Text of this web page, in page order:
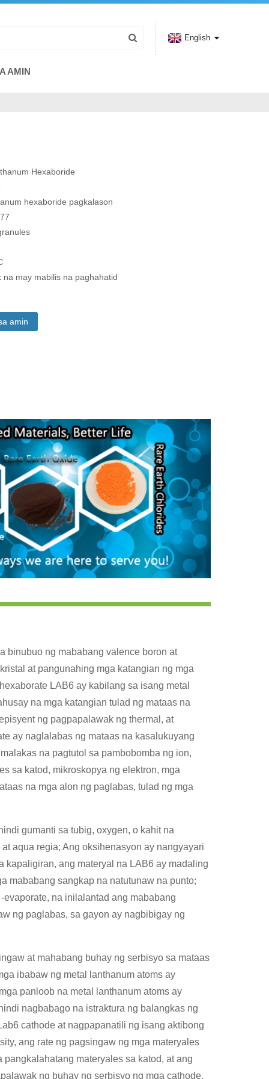
AMIN
English
Hexaboride
hexaboride pagkalason
may mabilis na paghahatid
amin
binubuo ng mababang valence boron at
at pangunahing mga katangian ng mga
LAB6 ay kabilang sa isang metal
na mga katangian tulad ng mataas na
ng pagpapalawak ng thermal, at
ay naglalabas ng mataas na kasalukuyang
na pagtutol sa pambobomba ng ion,
sa katod, mikroskopya ng elektron, mga
na mga alon ng paglabas, tulad ng mga
gumanti sa tubig, oxygen, o kahit na
aqua regia; Ang oksihenasyon ay nangyayari
ang materyal na LAB6 ay madaling
mababang sangkap na natutunaw na punto;
na inilalantad ang mababang
ng paglabas, sa gayon ay nagbibigay ng
at mahabang buhay ng serbisyo sa mataas
ibabaw ng metal lanthanum atoms ay
panloob na metal lanthanum atoms ay
nagbabago na istraktura ng balangkas ng
cathode at nagpapanatili ng isang aktibong
ang rate ng pagsingaw ng mga materyales
materyales sa katod, at ang
ng buhay ng serbisyo ng mga cathode.